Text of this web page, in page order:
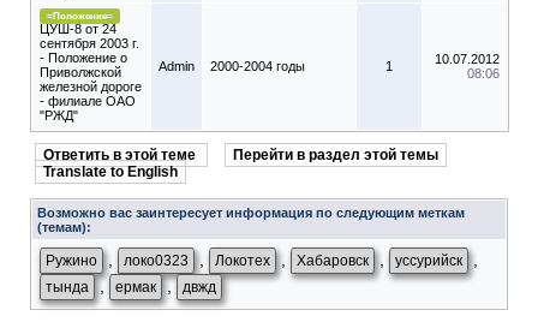
=Положение=
ЦУШ-8 от 24
сентября 2003 г.
- Положение о
Приволжской
железной дороге
- филиале ОАО
"РЖД"
Admin 2000-2004 годы 1
10.07.2012
08:06
Ответить в этой теме
Перейти в раздел этой темы
Translate to English
Возможно вас заинтересует информация по следующим меткам
(темам):
Ружино локо0323 Локотех Хабаровск уссурийск
тында , ермак , двжд